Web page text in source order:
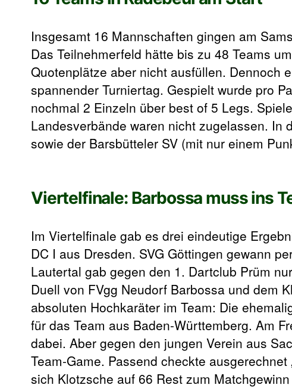
Insgesamt 16 Mannschaften gingen am
Das Teilnehmerfeld hätte bis zu 48 Teams
Quotenplätze aber nicht ausfüllen. Dennoch
spannender Turniertag. Gespielt wurde pro
nochmal 2 Einzeln über best of 5 Legs.
Landesverbände waren nicht zugelassen. In
sowie der Barsbütteler SV (mit nur einem
Viertelfinale: Barbossa muss ins
Im Viertelfinale gab es drei eindeutige
DC I aus Dresden. SVG Göttingen gewann
Lautertal gab gegen den 1. Dartclub Prüm
Duell von FVgg Neudorf Barbossa und dem
absoluten Hochkaräter im Team: Die
für das Team aus Baden-Württemberg. Am
dabei. Aber gegen den jungen Verein aus
Team-Game. Passend checkte
sich Klotzsche auf 66 Rest zum